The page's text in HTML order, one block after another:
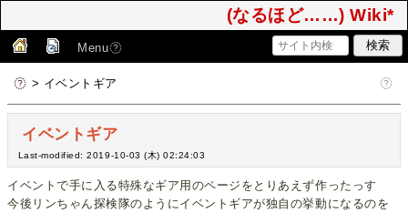
(なるほど……) Wiki*
Menu
> イベントギア
イベントギア
Last-modified: 2019-10-03 (木) 02:24:03
イベントで手に入る特殊なギア用のページをとりあえず作ったっす
今後リンちゃん探検隊のようにイベントギアが独自の挙動になるのを